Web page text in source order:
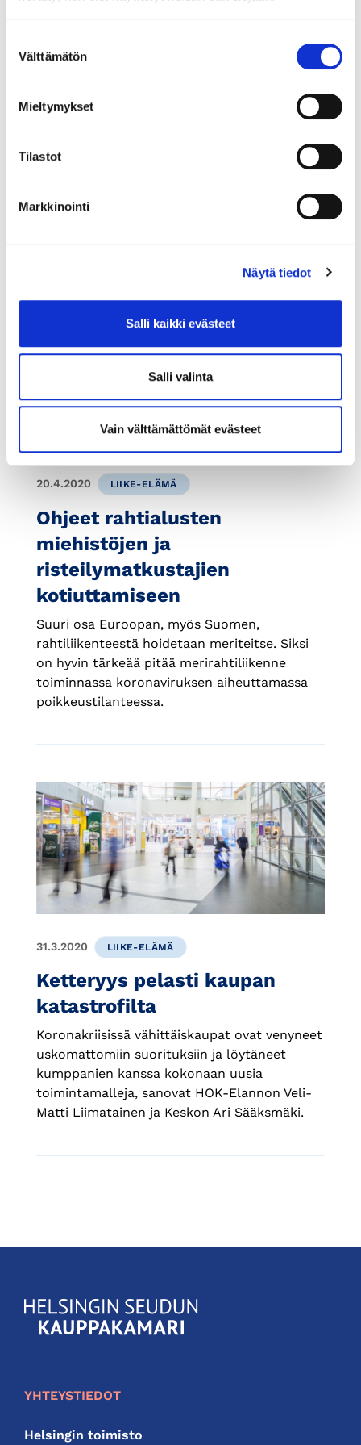
valinta
Välttämätön
Mieltymykset
Tilastot
Markkinointi
Näytä tiedot
Salli kaikki evästeet
Salli valinta
Vain välttämättömät evästeet
Hybridityöskentely ja sen
pohtivat asteittaista toimistolle paluuta.
lockdownin aikana, että yllättävän moni asia
sujuu etänä, mutta toisinaan myös toimistolle
20.4.2020 LIIKE-ELÄMÄ
Ohjeet rahtialusten
miehistöjen ja
risteilymatkustajien
kotiuttamiseen
Suuri osa Euroopan, myös Suomen,
rahtiliikenteestä hoidetaan meriteitse. Siksi
on hyvin tärkeää pitää merirahtiliikenne
toiminnassa koronaviruksen aiheuttamassa
poikkeustilanteessa.
31.3.2020 LIIKE-ELÄMÄ
Ketteryys pelasti kaupan
katastrofilta
Koronakriisissä vähittäiskaupat ovat venyneet
uskomattomiin suorituksiin ja löytäneet
kumppanien kanssa kokonaan uusia
toimintamalleja, sanovat HOK-Elannon Veli-
Matti Liimatainen ja Keskon Ari Sääksmäki.
KauppakamariHelsingin
seudun
YHTEYSTIEDOT
Helsingin toimisto